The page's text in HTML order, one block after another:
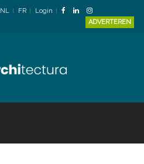
NL FR
Login
ADVERTEREN